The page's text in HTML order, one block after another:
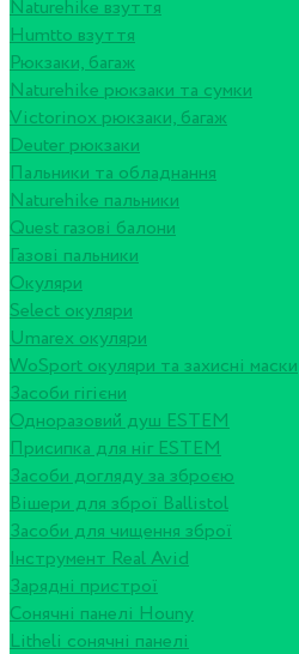
Naturehike взуття
Humtto взуття
Рюкзаки, багаж
Naturehike рюкзаки та сумки
Victorinox рюкзаки, багаж
Deuter рюкзаки
Пальники та обладнання
Naturehike пальники
Quest газові балони
Газові пальники
Окуляри
Select окуляри
Umarex окуляри
WoSport окуляри та захисні маски
Засоби гігієни
Одноразовий душ ESTEM
Присипка для ніг ESTEM
Засоби догляду за зброєю
Вішери для зброї Ballistol
Засоби для чищення зброї
Інструмент Real Avid
Зарядні пристрої
Сонячні панелі Houny
Litheli сонячні панелі